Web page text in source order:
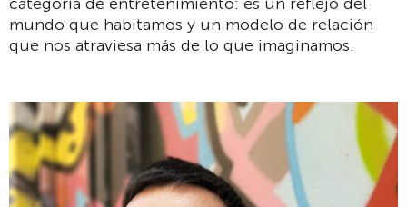
mundo que habitamos y un modelo de relación
que nos atraviesa más de lo que imaginamos.